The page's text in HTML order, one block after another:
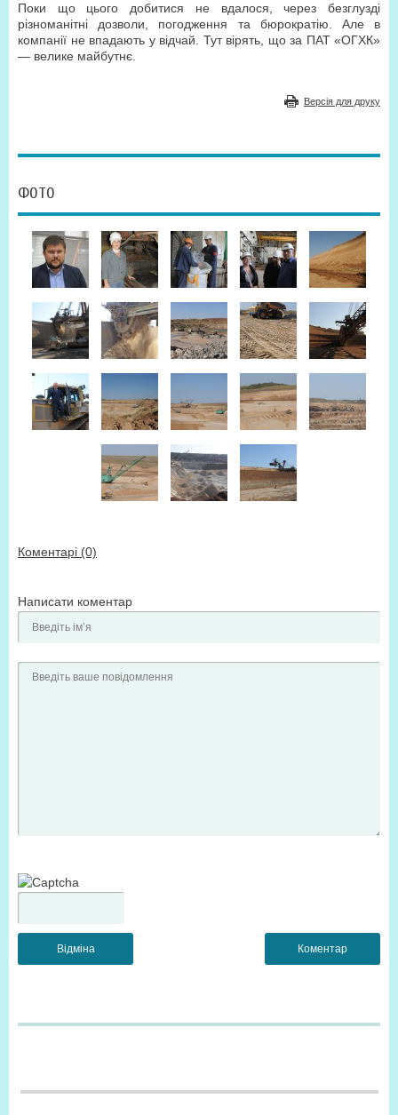
Поки що цього добитися не вдалося, через безглузді
різноманітні дозволи, погодження та бюрократію. Але в
компанії не впадають у відчай. Тут вірять, що за ПАТ «ОГХК»
— велике майбутнє.
Версія для друку
ФОТО
Коментарі (0)
Написати коментар